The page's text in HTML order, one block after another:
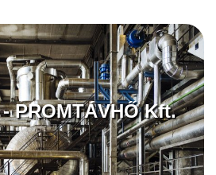
PROMTÁVHŐ Kft.